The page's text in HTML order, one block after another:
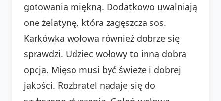
gotowania miękną. Dodatkowo uwalniają
one żelatynę, która zagęszcza sos.
Karkówka wołowa również dobrze się
sprawdzi. Udziec wołowy to inna dobra
opcja. Mięso musi być świeże i dobrej
jakości. Rozbratel nadaje się do